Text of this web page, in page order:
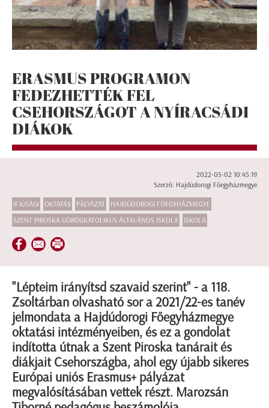
ERASMUS PROGRAMON
FEDEZHETTÉK FEL
CSEHORSZÁGOT A NYÍRACSÁDI
DIÁKOK
2022-05-02 10:45:19
Szerző: Hajdúdorogi Főegyházmegye
IFJÚSÁGI OKTATÁS PÁLYÁZAT
HAJDÚDOROGI FŐEGYHÁZMEGYE
SZENT PIROSKA GÖRÖGKATOLIKUS ÁLTALÁNOS ISKOLA
ISKOLA
"Lépteim irányítsd szavaid szerint" - a 118.
Zsoltárban olvasható sor a 2021/22-es tanév
jelmondata a Hajdúdorogi Főegyházmegye
oktatási intézményeiben, és ez a gondolat
indította útnak a Szent Piroska tanárait és
diákjait Csehországba, ahol egy újabb sikeres
Európai uniós Erasmus+ pályázat
megvalósításában vettek részt. Marozsán